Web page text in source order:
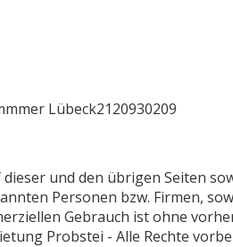
Lübeck2120930209
und den übrigen Seiten
Personen bzw. Firmen,
Gebrauch ist ohne
Probstei - Alle Rechte